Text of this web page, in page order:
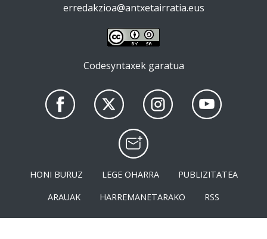
erredakzioa@antxetairratia.eus
Codesyntaxek garatua
HONI BURUZ LEGE OHARRA
PUBLIZITATEA
ARAUAK
HARREMANETARAKO RSS